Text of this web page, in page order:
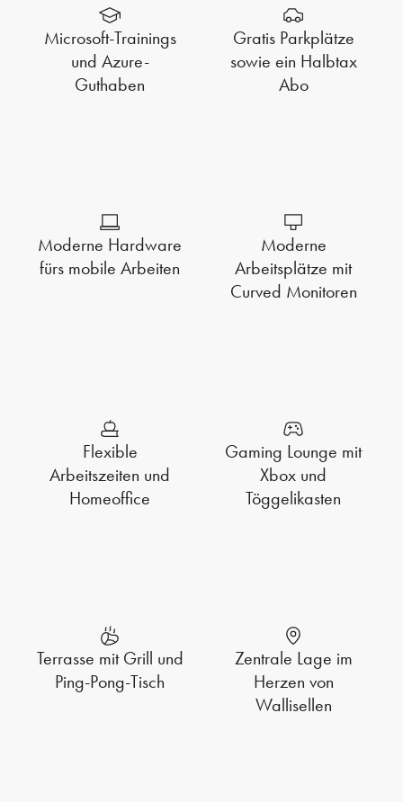
Microsoft-Trainings
und Azure-
Guthaben
Gratis Parkplätze
sowie ein Halbtax
Abo
Moderne Hardware
fürs mobile Arbeiten
Moderne
Arbeitsplätze mit
Curved Monitoren
Flexible
Arbeitszeiten und
Homeoffice
Gaming Lounge mit
Xbox und
Töggelikasten
Terrasse mit Grill und
Ping-Pong-Tisch
Zentrale Lage im
Herzen von
Wallisellen